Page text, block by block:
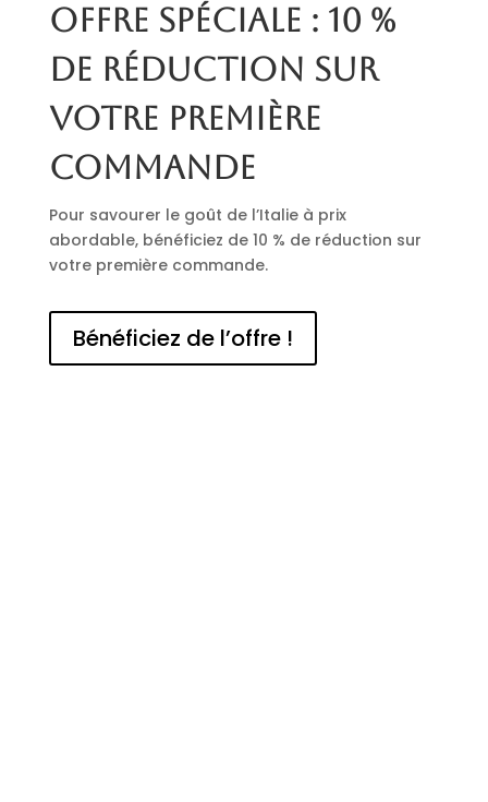
Offre spéciale : 10 %
de réduction sur
votre première
commande
Pour savourer le goût de l’Italie à prix
abordable, bénéficiez de 10 % de réduction sur
votre première commande.
Bénéficiez de l’offre !